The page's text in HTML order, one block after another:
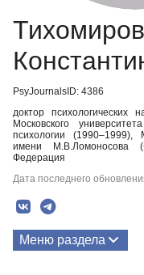
PsyJournalsID: 4386
доктор психологических
Московского
психологии (1990–1999),
имени М.В.Ломоносова
Федерация
Дата последнего
Меню раздела